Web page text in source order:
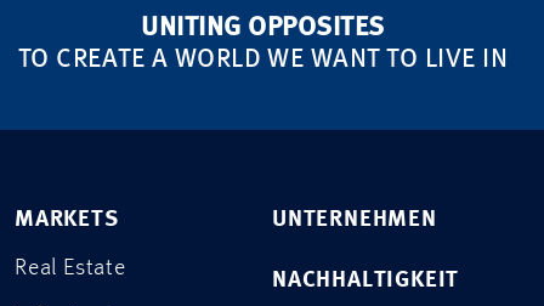
UNITING OPPOSITES
TO CREATE A WORLD WE WANT TO LIVE IN
MARKETS
Real Estate
UNTERNEHMEN
NACHHALTIGKEIT